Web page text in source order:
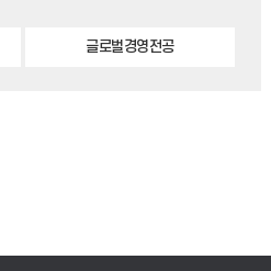
글로벌경영전공